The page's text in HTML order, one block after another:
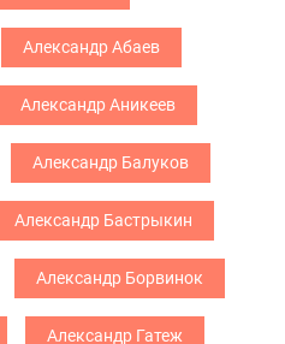
Александр Абаев
Александр Аникеев
Александр Балуков
Александр Бастрыкин
Александр Борвинок
Александр Гатеж